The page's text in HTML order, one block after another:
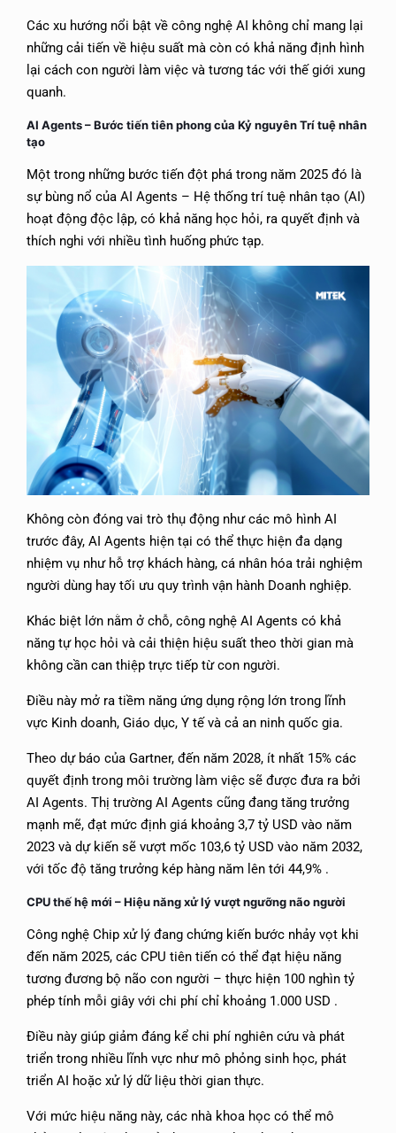
Các xu hướng nổi bật về công nghệ AI không chỉ mang lại
những cải tiến về hiệu suất mà còn có khả năng định hình
lại cách con người làm việc và tương tác với thế giới xung
quanh.
AI Agents – Bước tiến tiên phong của Kỷ nguyên Trí tuệ nhân
tạo
Một trong những bước tiến đột phá trong năm 2025 đó là
sự bùng nổ của AI Agents – Hệ thống trí tuệ nhân tạo (AI)
hoạt động độc lập, có khả năng học hỏi, ra quyết định và
thích nghi với nhiều tình huống phức tạp.
Không còn đóng vai trò thụ động như các mô hình AI
trước đây, AI Agents hiện tại có thể thực hiện đa dạng
nhiệm vụ như hỗ trợ khách hàng, cá nhân hóa trải nghiệm
người dùng hay tối ưu quy trình vận hành Doanh nghiệp.
Khác biệt lớn nằm ở chỗ, công nghệ AI Agents có khả
năng tự học hỏi và cải thiện hiệu suất theo thời gian mà
không cần can thiệp trực tiếp từ con người.
Điều này mở ra tiềm năng ứng dụng rộng lớn trong lĩnh
vực Kinh doanh, Giáo dục, Y tế và cả an ninh quốc gia.
Theo dự báo của Gartner, đến năm 2028, ít nhất 15% các
quyết định trong môi trường làm việc sẽ được đưa ra bởi
AI Agents. Thị trường AI Agents cũng đang tăng trưởng
mạnh mẽ, đạt mức định giá khoảng 3,7 tỷ USD vào năm
2023 và dự kiến sẽ vượt mốc 103,6 tỷ USD vào năm 2032,
với tốc độ tăng trưởng kép hàng năm lên tới 44,9% .
CPU thế hệ mới – Hiệu năng xử lý vượt ngưỡng não người
Công nghệ Chip xử lý đang chứng kiến bước nhảy vọt khi
đến năm 2025, các CPU tiên tiến có thể đạt hiệu năng
tương đương bộ não con người – thực hiện 100 nghìn tỷ
phép tính mỗi giây với chi phí chỉ khoảng 1.000 USD .
Điều này giúp giảm đáng kể chi phí nghiên cứu và phát
triển trong nhiều lĩnh vực như mô phỏng sinh học, phát
triển AI hoặc xử lý dữ liệu thời gian thực.
Với mức hiệu năng này, các nhà khoa học có thể mô